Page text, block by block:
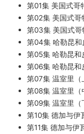
第01集 美国式哥
第02集 美国式哥
第03集 美国式哥
第04集 哈勒昆和
第05集 哈勒昆和
第06集 哈勒昆和
第07集 温室里（
第08集 温室里（
第09集 温室里（
第10集 德加与伊
第11集 德加与伊